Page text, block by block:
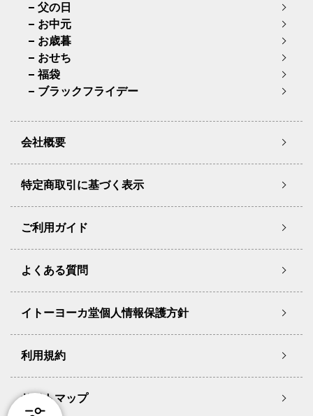
父の日
お中元
お歳暮
おせち
福袋
ブラックフライデー
会社概要
特定商取引に基づく表示
ご利用ガイド
よくある質問
イトーヨーカ堂個人情報保護方針
利用規約
サイトマップ